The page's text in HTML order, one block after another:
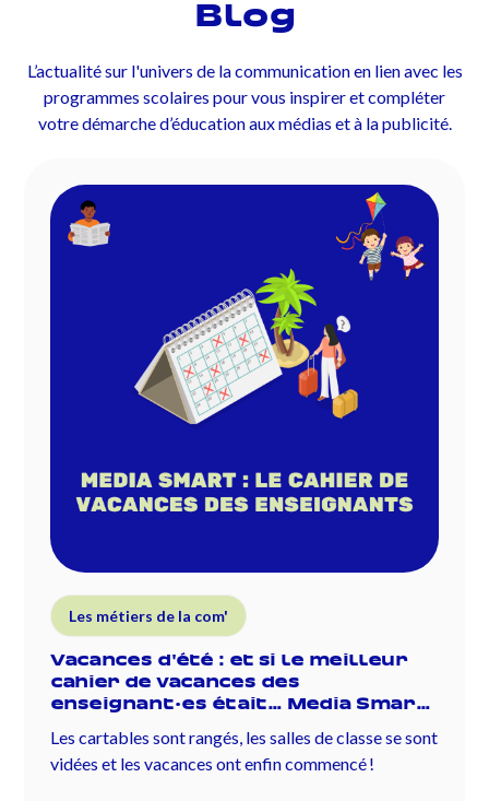
Blog
L’actualité sur l'univers de la communication en lien avec les
programmes scolaires pour vous inspirer et compléter
votre démarche d’éducation aux médias et à la publicité.
Les métiers de la com'
Vacances d'été : et si le meilleur
cahier de vacances des
enseignant·es était… Media Smart
Les cartables sont rangés, les salles de classe se sont
vidées et les vacances ont enfin commencé !